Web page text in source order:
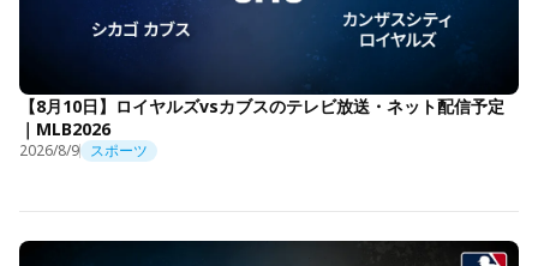
【8月10日】ロイヤルズvsカブスのテレビ放送・ネット配信予定
｜MLB2026
2026/8/9 スポーツ